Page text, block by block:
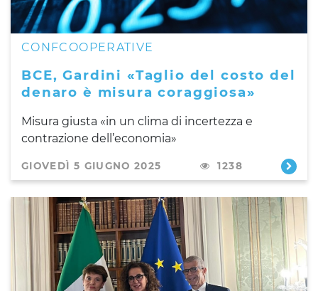
CONFCOOPERATIVE
BCE, Gardini «Taglio del costo del
denaro è misura coraggiosa»
Misura giusta «in un clima di incertezza e
contrazione dell’economia»
GIOVEDÌ 5 GIUGNO 2025 1238